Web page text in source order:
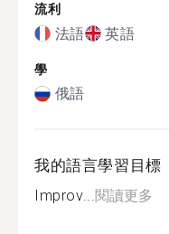
流利
法語 英語
學
俄語
我的語言學習目標
Improv...閱讀更多